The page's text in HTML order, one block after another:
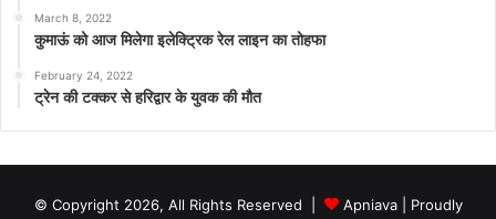
March 8, 2022
कुमाऊं को आज मिलेगा इलेक्ट्रिक रेल लाइन का तोहफा
February 24, 2022
ट्रेन की टक्कर से हरिद्वार के युवक की मौत
© Copyright 2026, All Rights Reserved | Apniava| Proudly